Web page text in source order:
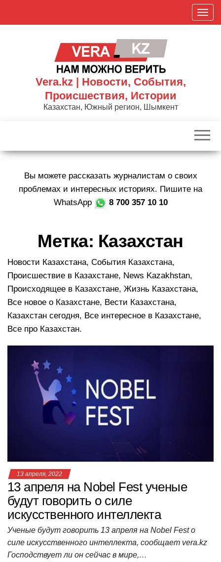
П
о
к
р
Vera.kz | Новости, События,
Происшествия, Истории
Казахстан, Южный регион, Шымкент
Вы можете рассказать журналистам о своих
проблемах и интересных историях. Пишите на
WhatsApp
8 700 357 10 10
Метка: Казахстан
Новости Казахстана, События Казахстана,
Происшествие в Казахстане, News Kazakhstan,
Происходящее в Казахстане, Жизнь Казахстана,
Все новое о Казахстане, Вести Казахстана,
Казахстан сегодня, Все интересное в Казахстане,
Все про Казахстан.
13 апреля, 2022
13 апреля на Nobel Fest ученые
будут говорить о силе
искусственного интеллекта
Ученые будут говорить 13 апреля на Nobel Fest о
силе искусственного интеллекта, сообщает vera.kz
Господствует ли он сейчас в мире,…